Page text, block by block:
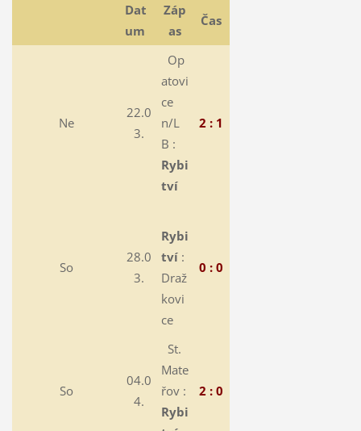
Dat
um
Záp
as
Čas
Ne
22.0
3.
Op
atovi
ce
n/L
B :
Rybi
tví
2 : 1
So
28.0
3.
Rybi
tví:
Draž
kovi
ce
0 : 0
So
04.0
4.
St.
Mate
řov :
Rybi
2 : 0